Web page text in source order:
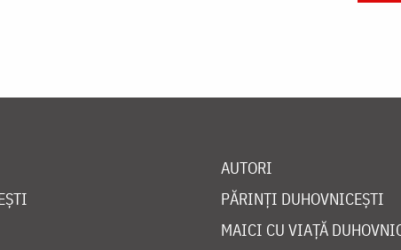
AUTORI
PĂRINȚI DUHOVNICEȘTI
MAICI CU VIAȚĂ